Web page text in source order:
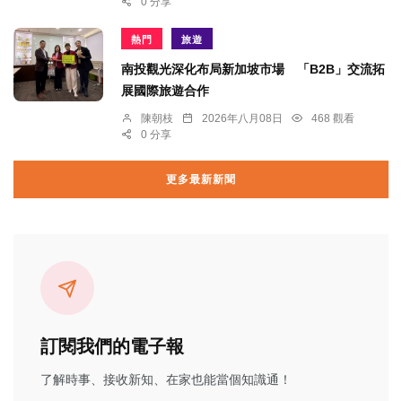
熱門 旅遊
南投觀光深化布局新加坡市場 「B2B」交流拓
展國際旅遊合作
陳朝枝 2026年八月08日
468 觀看
0 分享
更多最新新聞
訂閱我們的電子報
了解時事、接收新知、在家也能當個知識通！